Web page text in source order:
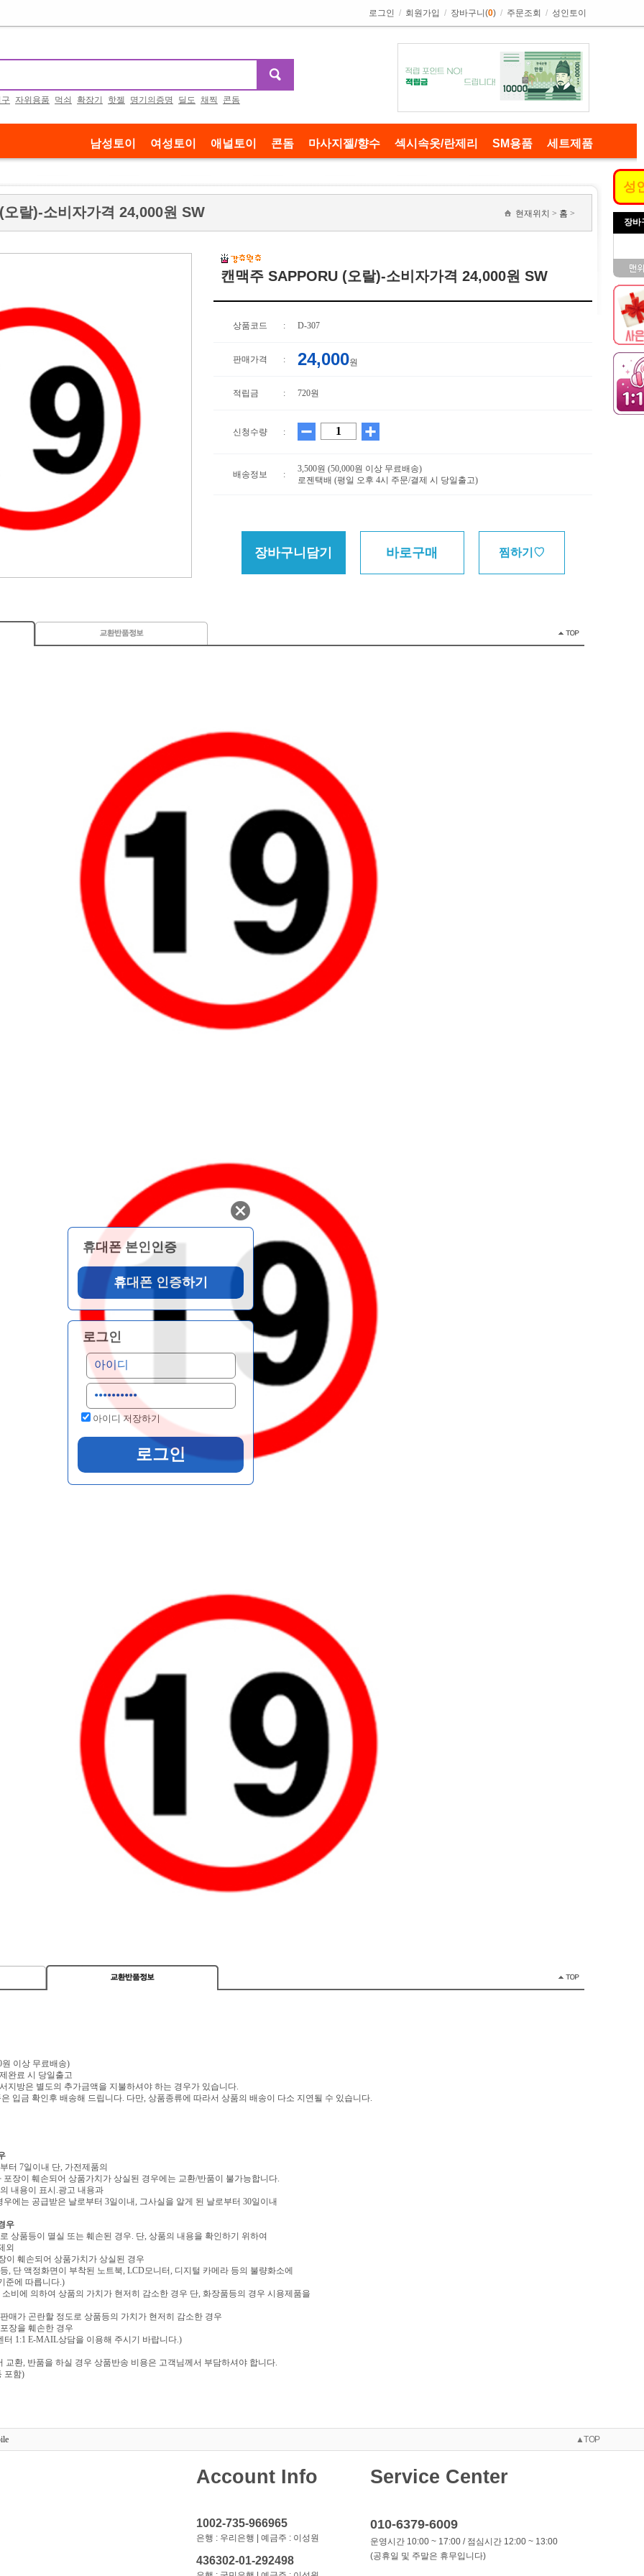
휴대폰 본인인증
로그인
아이디 저장하기
로그인 / 회원가입 / 장바구니(0) / 주문조회 / 성인토이
자위용품 먹쇠 확장기 핫젤 명기의증명 딜도 채찍 콘돔
남성토이 여성토이 애널토이 콘돔 마사지젤/향수 섹시속옷/란제리 SM용품 세트제품
랄)-소비자가격 24,000원 SW 현재위치 > 홈 >
캔맥주 SAPPORU (오랄)-소비자가격 24,000원 SW
상품코드 : D-307
판매가격 : 24,000원
적립금 : 720원
신청수량 :
배송정보 :
3,500원 (50,000원 이상 무료배송)
로젠택배 (평일 오후 4시 주문/결제 시 당일출고)
원 이상 무료배송)
완료 시 당일출고
지방은 별도의 추가금액을 지불하셔야 하는 경우가 있습니다.
입금 확인후 배송해 드립니다. 다만, 상품종류에 따라서 상품의 배송이 다소 지연될 수 있습니다.
터 7일이내 단, 가전제품의
장이 훼손되어 상품가치가 상실된 경우에는 교환/반품이 불가능합니다.
내용이 표시.광고 내용과
에는 공급받은 날로부터 3일이내, 그사실을 알게 된 날로부터 30일이내
우
상품등이 멸실 또는 훼손된 경우. 단, 상품의 내용을 확인하기 위하여
외
이 훼손되어 상품가치가 상실된 경우
, 단 액정화면이 부착된 노트북, LCD모니터, 디지털 카메라 등의 불량화소에
준에 따릅니다.)
비에 의하여 상품의 가치가 현저히 감소한 경우 단, 화장품등의 경우 시용제품을
매가 곤란할 정도로 상품등의 가치가 현저히 감소한 경우
장을 훼손한 경우
터 1:1 E-MAIL상담을 이용해 주시기 바랍니다.)
환, 반품을 하실 경우 상품반송 비용은 고객님께서 부담하셔야 합니다.
포함)
▲TOP
Account Info
1002-735-966965
은행 : 우리은행 | 예금주 : 이성원
436302-01-292498
Service Center
010-6379-6009
운영시간 10:00 ~ 17:00 / 점심시간 12:00 ~ 13:00
(공휴일 및 주말은 휴무입니다)
성
장바